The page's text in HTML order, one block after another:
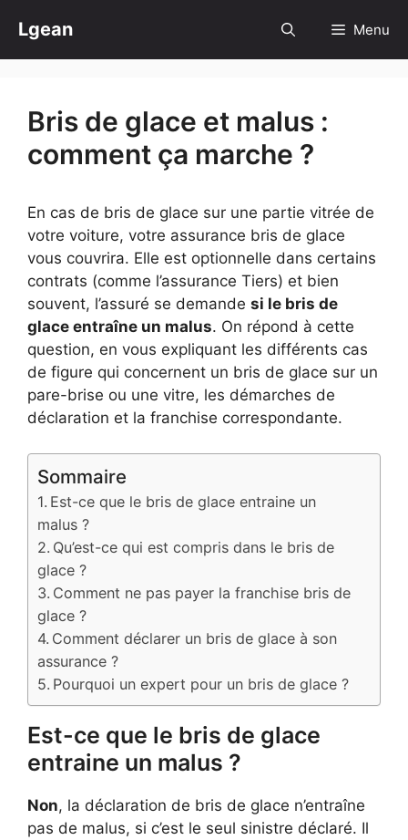
contenu
Lgean Menu
Bris de glace et malus :
comment ça marche ?
En cas de bris de glace sur une partie vitrée de
votre voiture, votre assurance bris de glace
vous couvrira. Elle est optionnelle dans certains
contrats (comme l’assurance Tiers) et bien
souvent, l’assuré se demande si le bris de
glace entraîne un malus. On répond à cette
question, en vous expliquant les différents cas
de figure qui concernent un bris de glace sur un
pare-brise ou une vitre, les démarches de
déclaration et la franchise correspondante.
Sommaire
Est-ce que le bris de glace entraine un
malus ?
Qu’est-ce qui est compris dans le bris de
glace ?
Comment ne pas payer la franchise bris de
glace ?
Comment déclarer un bris de glace à son
assurance ?
Pourquoi un expert pour un bris de glace ?
Est-ce que le bris de glace
entraine un malus ?
Non, la déclaration de bris de glace n’entraîne
pas de malus, si c’est le seul sinistre déclaré. Il